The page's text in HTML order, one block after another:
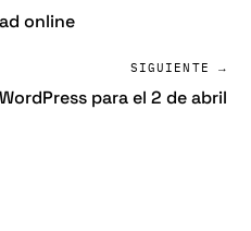
online
SIGUIENTE →
para el 2 de abril